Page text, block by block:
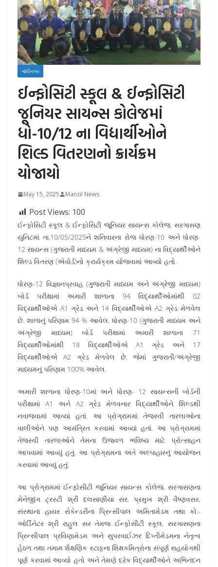
ગાંધીનગર
ઈન્ફોસિટી સ્કૂલ & ઈન્ફોસિટી
જૂનિયર સાયન્સ કોલેજમાં
ધો-10/12 ના વિદ્યાર્થીઓને
શિલ્ડ વિતરણનો ક્રાર્યક્રમ
યોજાયો
May 15, 2025 Manzil News
Post Views: 100
ઈન્ફોસિટી સ્કૂલ & ઈન્ફોસિટી જૂનિયર સાયન્સ કોલેજ, સરગાસણ
યુનિટમાં તા.10/05/2025ને શનિવારના રોજ ધોરણ-10 અને ધોરણ-
12 સાયન્સ (ગુજરાતી માધ્યમ & અંગ્રેજી માધ્યમ) ના વિદ્યાર્થીઓને
શિલ્ડ વિતરણ (એવોર્ડ)નો ક્રાર્યક્રમ યોજવામાં આવ્યો હતો.
ધોરણ-12 વિજ્ઞાનપ્રવાહ (ગુજરાતી માધ્યમ અને અંગ્રેજી માધ્યમ)
બોર્ડ પરીક્ષામાં અમારી શાળાના 94 વિદ્યાર્થીઓમાંથી 02
વિદ્યાર્થીઓએ A1 ગ્રેડ અને 14 વિદ્યાર્થીઓએ A2 ગ્રેડ મેળવેલ
છે. શાળાનું પરિણામ 94 % આવેલ. ધોરણ-10 (ગુજરાતી માધ્યમ અને
અંગ્રેજી માધ્યમ) બોર્ડ પરીક્ષામાં અમારી શાળાના 71
વિદ્યાર્થીઓમાંથી 18 વિદ્યાર્થીઓએ A1 ગ્રેડ અને 17
વિદ્યાર્થીઓએ A2 ગ્રેડ મેળવેલ છે. જેમાં ગુજરાતી/અંગ્રેજી
માધ્યમનું પરિણામ 100% આવેલ.
અમારી શાળાના ધોરણ-10માં અને ધોરણ- 12 સાયન્સની બોર્ડની
પરીક્ષામાં A1 અને A2 ગ્રેડ મેળવનાર વિદ્યાર્થીઓને શિલ્ડથી
નવાજવામાં આવ્યાં હતાં. આ પ્રોગ્રામમાં તેજસ્વી તારલાઓના
વાલીઓને પણ આમંત્રિત કરવામાં આવ્યાં હતાં. આ પ્રોગ્રામમાં
તેજસ્વી તારલાઓને તેમના ઉજવળ ભવિષ્ય માટે પ્રોત્સાહન
આપવામાં આવ્યું હતું. આ પ્રોગ્રામના અંતે અલ્પાહારનું આયોજન
કરવામાં આવ્યું હતું.
આ પ્રોગ્રામમાં ઈન્ફોસીટી જૂનિયર સાયન્સ કોલેજ, સરગાસણના
મેનેજીંગ ટ્રસ્ટી શ્રી દલસાણીયા સર, પ્રમુખ શ્રી વૈષ્ણવસર,
સંસ્થાના હાયર સેકેન્ડરીના પ્રિન્સીપાલ અમિતામેડમ તથા કો.-
ઓર્ડિનેટર શ્રી રાહુલ સર તેમજ ઈન્ફોસીટી સ્કૂલ, સરગાસણના
પ્રિન્સીપાલ પ્રવિણામેડમ અને સુપરવાઈઝર દિપ્તીમેડમના નેતૃત્વ
હેઠળ તથા તમામ શૈક્ષણિક સ્ટાફના શિક્ષકમિત્રોના સંપૂર્ણ સહયોગથી
પૂર્ણ કરવામાં આવ્યો હતો અને તેમણે દરેક વિદ્યાર્થીઓને અભિનંદન